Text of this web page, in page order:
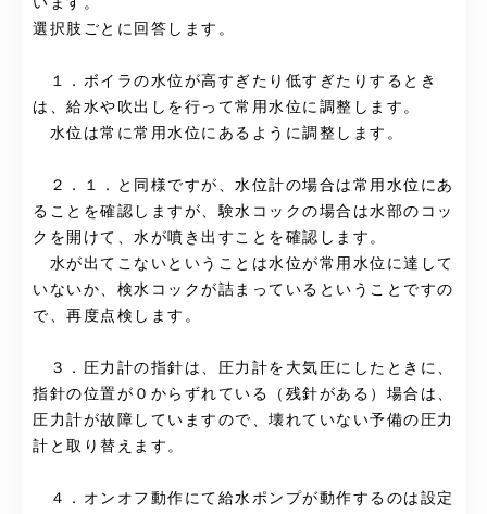
選択肢ごとに回答します。
１．ボイラの水位が高すぎたり低すぎたりするとき
は、給水や吹出しを行って常用水位に調整します。
水位は常に常用水位にあるように調整します。
２．１．と同様ですが、水位計の場合は常用水位にあ
ることを確認しますが、験水コックの場合は水部のコッ
クを開けて、水が噴き出すことを確認します。
水が出てこないということは水位が常用水位に達して
いないか、検水コックが詰まっているということですの
で、再度点検します。
３．圧力計の指針は、圧力計を大気圧にしたときに、
指針の位置が０からずれている（残針がある）場合は、
圧力計が故障していますので、壊れていない予備の圧力
計と取り替えます。
４．オンオフ動作にて給水ポンプが動作するのは設定